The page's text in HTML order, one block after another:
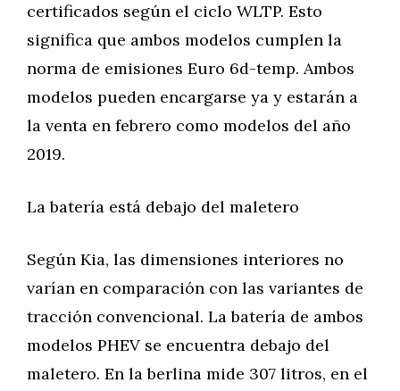
certificados según el ciclo WLTP. Esto
significa que ambos modelos cumplen la
norma de emisiones Euro 6d-temp. Ambos
modelos pueden encargarse ya y estarán a
la venta en febrero como modelos del año
2019.
La batería está debajo del maletero
Según Kia, las dimensiones interiores no
varían en comparación con las variantes de
tracción convencional. La batería de ambos
modelos PHEV se encuentra debajo del
maletero. En la berlina mide 307 litros, en el